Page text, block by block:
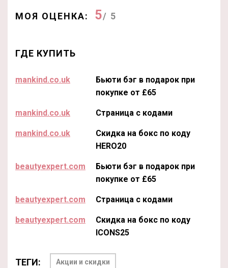
МОЯ ОЦЕНКА: 5/ 5
ГДЕ КУПИТЬ
mankind.co.uk
Бьюти бэг в подарок при
покупке от £65
mankind.co.uk Страница с кодами
mankind.co.uk
Скидка на бокс по коду
HERO20
beautyexpert.com
Бьюти бэг в подарок при
покупке от £65
beautyexpert.com Страница с кодами
beautyexpert.com
Скидка на бокс по коду
ICONS25
ТЕГИ: Акции и скидки